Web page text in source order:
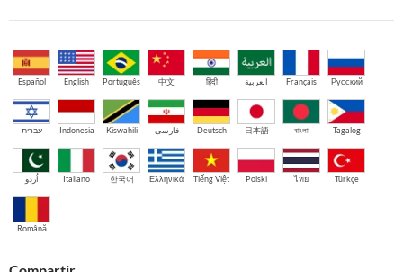
Español English Português 中文 हिंदी العربية Français Русский
עברית Indonesia Kiswahili فارسی Deutsch 日本語 বাংলা Tagalog
اُردو Italiano 한국어 Ελληνικά Tiếng Việt Polski ไทย Türkçe
Română